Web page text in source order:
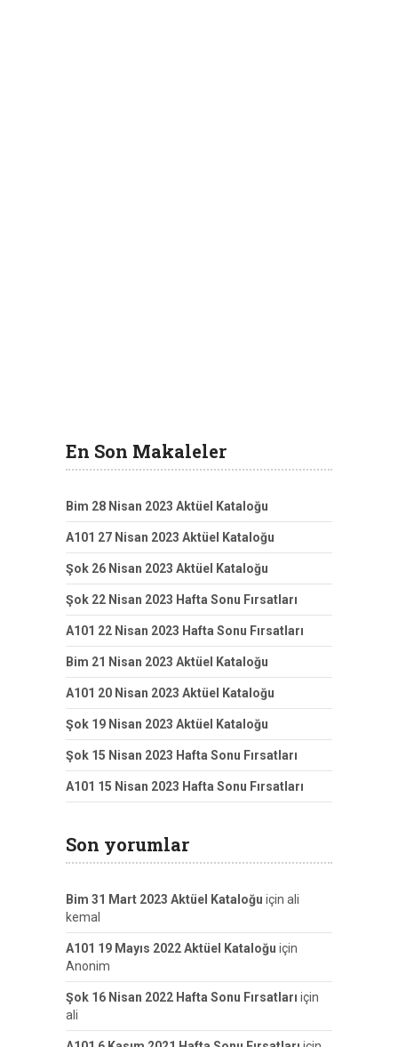
En Son Makaleler
Bim 28 Nisan 2023 Aktüel Kataloğu
A101 27 Nisan 2023 Aktüel Kataloğu
Şok 26 Nisan 2023 Aktüel Kataloğu
Şok 22 Nisan 2023 Hafta Sonu Fırsatları
A101 22 Nisan 2023 Hafta Sonu Fırsatları
Bim 21 Nisan 2023 Aktüel Kataloğu
A101 20 Nisan 2023 Aktüel Kataloğu
Şok 19 Nisan 2023 Aktüel Kataloğu
Şok 15 Nisan 2023 Hafta Sonu Fırsatları
A101 15 Nisan 2023 Hafta Sonu Fırsatları
Son yorumlar
Bim 31 Mart 2023 Aktüel Kataloğu için ali
kemal
A101 19 Mayıs 2022 Aktüel Kataloğu için
Anonim
Şok 16 Nisan 2022 Hafta Sonu Fırsatları için
ali